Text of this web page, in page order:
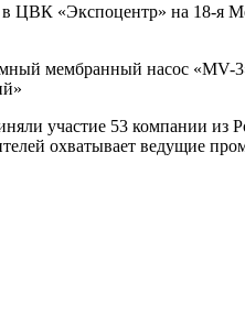
ЦВК «Экспоцентр» на 18-я
мембранный насос «MV-
участие 53 компании из
охватывает ведущие